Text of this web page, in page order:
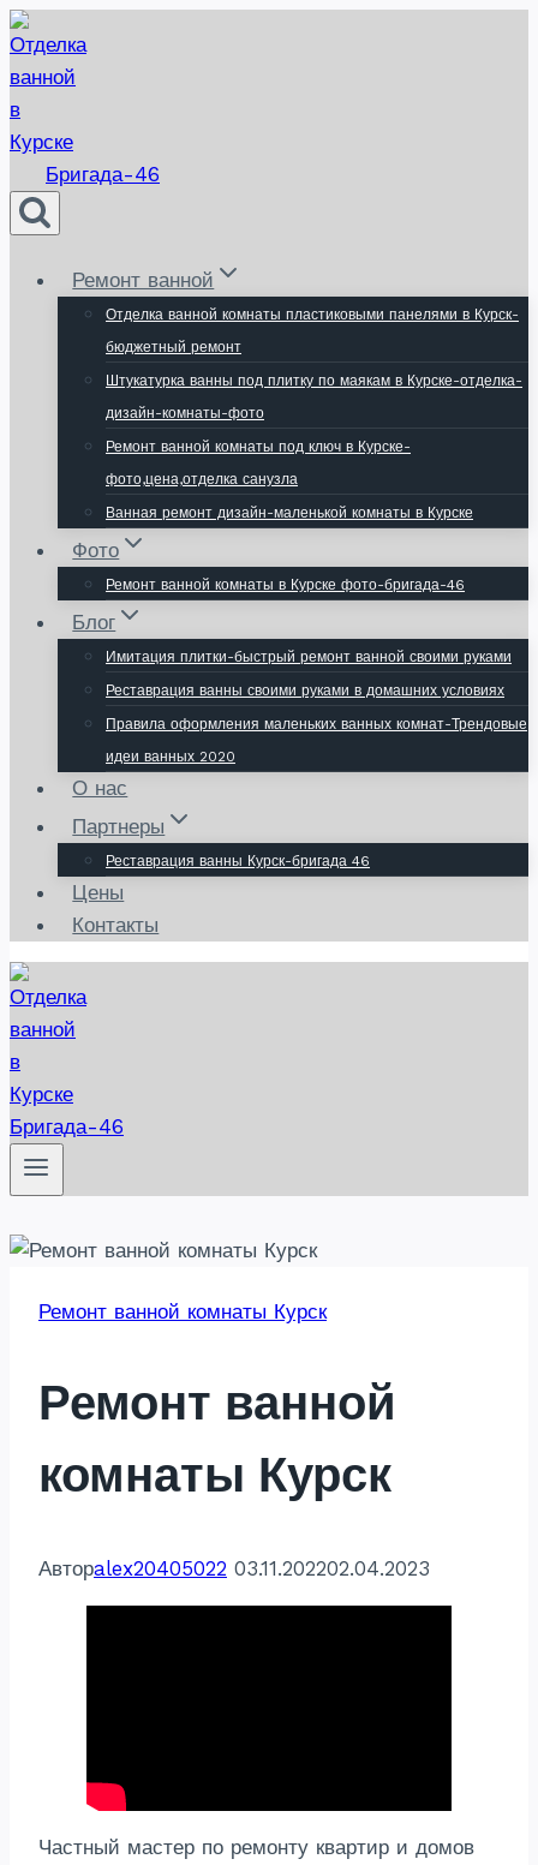
Перейти
к
содержанию
Бригада-46
Ремонт ванной
Отделка ванной комнаты пластиковыми панелями в Курск-
бюджетный ремонт
Штукатурка ванны под плитку по маякам в Курске-отделка-
дизайн-комнаты-фото
Ремонт ванной комнаты под ключ в Курске-
фото,цена,отделка санузла
Ванная ремонт дизайн-маленькой комнаты в Курске
Фото
Ремонт ванной комнаты в Курске фото-бригада-46
Блог
Имитация плитки-быстрый ремонт ванной своими руками
Реставрация ванны своими руками в домашних условиях
Правила оформления маленьких ванных комнат-Трендовые
идеи ванных 2020
О нас
Партнеры
Реставрация ванны Курск-бригада 46
Цены
Контакты
Бригада-46
Ремонт ванной комнаты Курск
Ремонт ванной
комнаты Курск
Авторalex20405022 03.11.202202.04.2023
Частный мастер по ремонту квартир и домов